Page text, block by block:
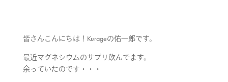
皆さんこんにちは！Kurageの佑一郎です。
最近マグネシウムのサプリ飲んでます。
余っていたのです・・・